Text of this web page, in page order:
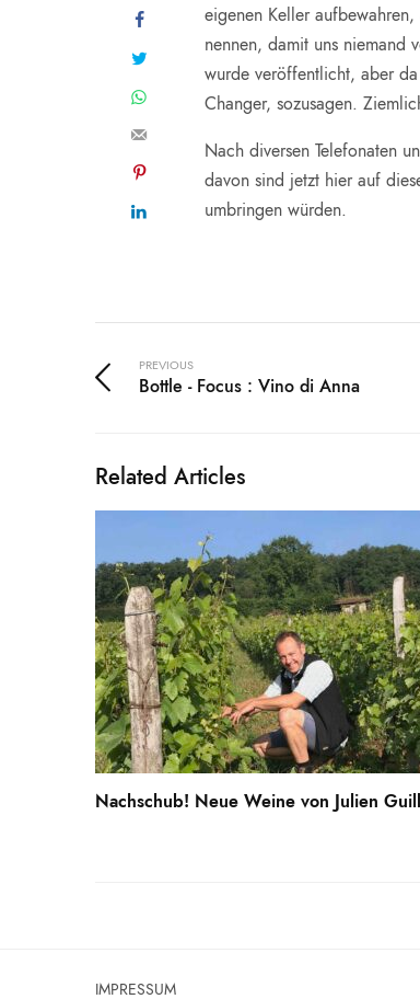
eigenen Keller
nennen, damit uns niemand
wurde veröffentlicht, aber
Changer, sozusagen.
Nach diversen Telefonaten
davon sind jetzt hier auf
umbringen würden.
PREVIOUS
Bottle - Focus : Vino di Anna
Related Articles
Nachschub! Neue Weine von Julien
IMPRESSUM